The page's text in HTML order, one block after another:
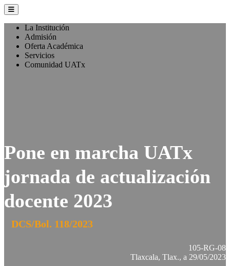
La Institución
Admisión
Oferta Académica
Servicios
Comunidad UATx
Pone en marcha UATx
jornada de actualización
docente 2023
DCS/Bol. 118/2023
105-RG-08
Tlaxcala, Tlax., a 29/05/2023